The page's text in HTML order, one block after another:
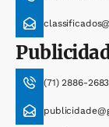
(71) 2886-